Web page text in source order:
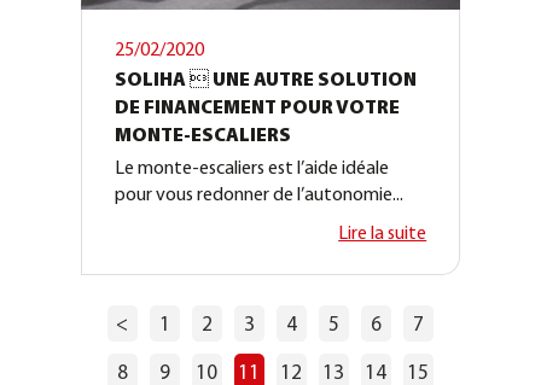
25/02/2020
SOLIHA  UNE AUTRE SOLUTION
DE FINANCEMENT POUR VOTRE
MONTE-ESCALIERS
Le monte-escaliers est l’aide idéale
pour vous redonner de l’autonomie...
Lire la suite
< 1 2 3 4 5 6 7
8 9 10 11 12 13 14 15